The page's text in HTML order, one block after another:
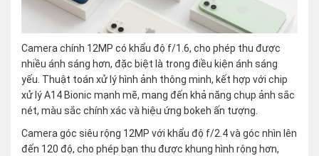
Camera chính 12MP có khẩu độ f/1.6, cho phép thu được
nhiều ánh sáng hơn, đặc biệt là trong điều kiện ánh sáng
yếu. Thuật toán xử lý hình ảnh thông minh, kết hợp với chip
xử lý A14 Bionic mạnh mẽ, mang đến khả năng chụp ảnh sắc
nét, màu sắc chính xác và hiệu ứng bokeh ấn tượng.
Camera góc siêu rộng 12MP với khẩu độ f/2.4 và góc nhìn lên
đến 120 độ, cho phép bạn thu được khung hình rộng hơn,